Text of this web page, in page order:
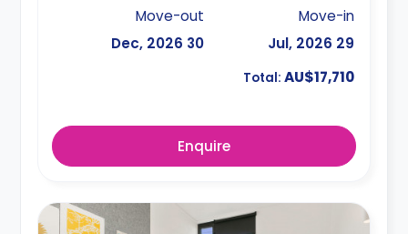
Move-in
29 Jul, 2026
Move-out
30 Dec, 2026
Total: AU$17,710
Enquire